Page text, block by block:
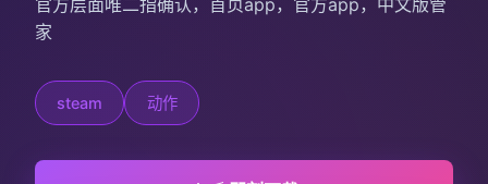
官方层面唯二指确认，首页app，官方app，中文版管
家
steam 动作